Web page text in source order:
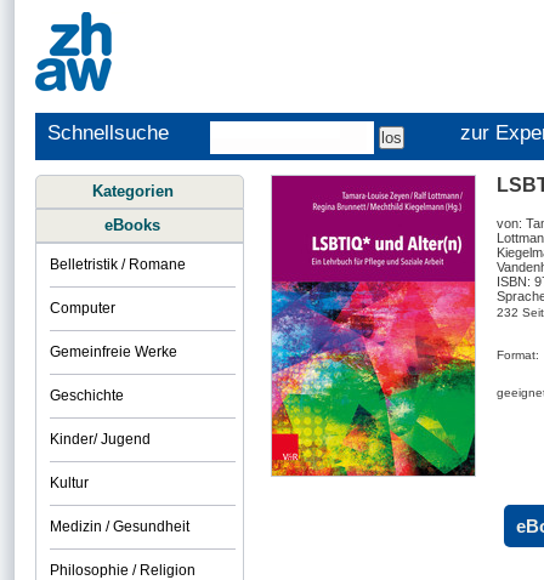
Schnellsuche zur
von:
ISBN:
232
Format:
Kategorien
eBooks
Belletristik / Romane
Computer
Gemeinfreie Werke
Geschichte
Kinder/ Jugend
Kultur
Medizin / Gesundheit
Philosophie / Religion